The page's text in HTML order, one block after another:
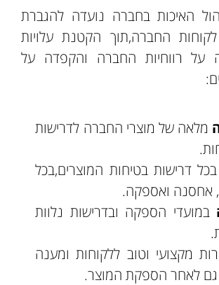
האיכות בחברה נועדה להגברת
החברה,תוך הקטנת עלויות
על רווחיות החברה והקפדה על
מלאה של מוצרי החברה לדרישות
דרישות בטיחות המוצרים,בכל
אחסנה ואספקה.
במועדי הספקה ובדרישות נלוות
מקצועי וטוב ללקוחות ומענה
גם לאחר הספקת המוצר.